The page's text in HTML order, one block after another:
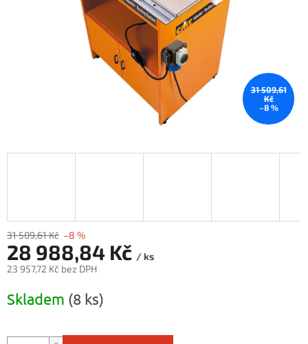
31 509,61
Kč
–8 %
31 509,61 Kč –8 %
28 988,84 Kč / ks
23 957,72 Kč bez DPH
cena:
Skladem (8 ks)